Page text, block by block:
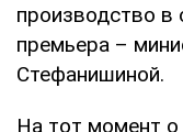
производство
премьера –
Стефанишиной.
На тот момент